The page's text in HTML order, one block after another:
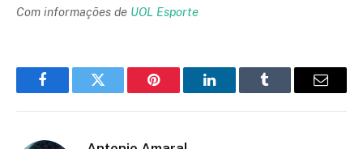
Com informações de UOL Esporte
FacebookTwitter Pinterest LinkedInTumblr Email